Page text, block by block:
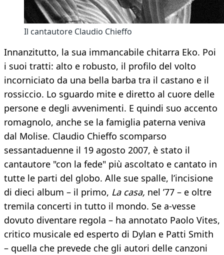
Il cantautore Claudio Chieffo
Innanzitutto, la sua immancabile chitarra Eko. Poi
i suoi tratti: alto e robusto, il profilo del volto
incorniciato da una bella barba tra il castano e il
rossiccio. Lo sguardo mite e diretto al cuore delle
persone e degli avvenimenti. E quindi suo accento
romagnolo, anche se la famiglia paterna veniva
dal Molise. Claudio Chieffo scomparso
sessantaduenne il 19 agosto 2007, è stato il
cantautore "con la fede" più ascoltato e cantato in
tutte le parti del globo. Alle sue spalle, l’incisione
di dieci album – il primo, La casa, nel ’77 – e oltre
tremila concerti in tutto il mondo. Se a-vesse
dovuto diventare regola – ha annotato Paolo Vites,
critico musicale ed esperto di Dylan e Patti Smith
– quella che prevede che gli autori delle canzoni